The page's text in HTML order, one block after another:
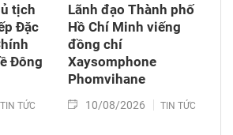
tịch
Đặc
Đông
TIN TỨC
Lãnh đạo Thành phố
Hồ Chí Minh viếng
đồng chí
Xaysomphone
Phomvihane
10/08/2026 TIN TỨC